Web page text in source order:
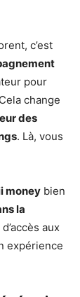
c’est
pour
change
des
. Là, vous
money bien
la
aux
expérience